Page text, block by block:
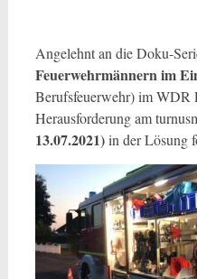
Angelehnt an die Doku-
Feuerwehrmännern im
Berufsfeuerwehr) im WDR
Herausforderung am
13.07.2021)in der Lösung